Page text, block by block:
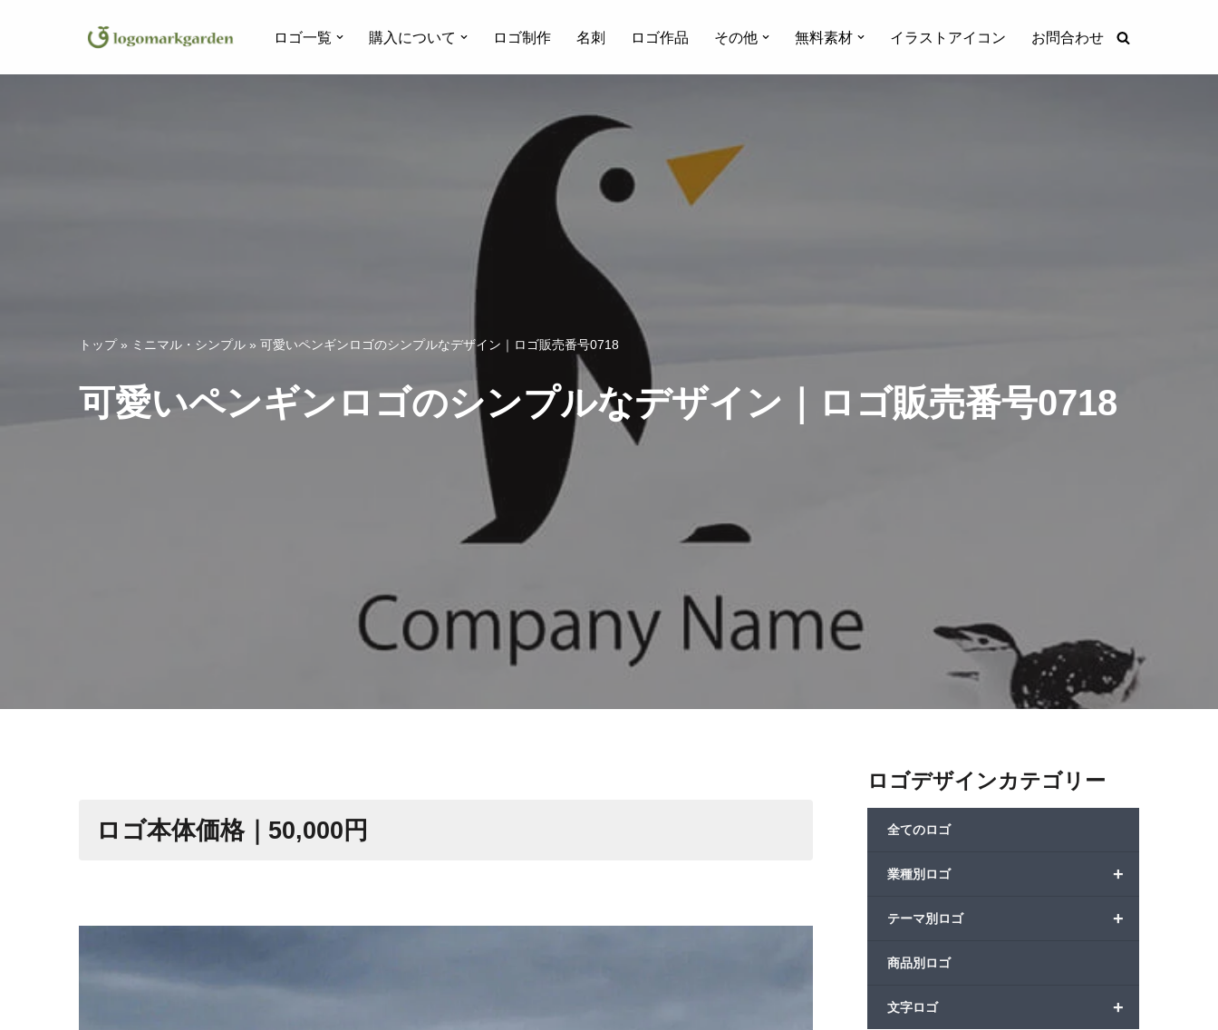
ン
ロゴ一覧 購入について ロゴ制作 名刺 ロゴ作品 その他 無料素材 イラストアイコン お問合わせ
トップ» ミニマル・シンプル » 可愛いペンギンロゴのシンプルなデザイン｜ロゴ販売番号0718
可愛いペンギンロゴのシンプルなデザイン｜ロゴ販売番号0718
ロゴ本体価格｜50,000円
ロゴデザインカテゴリー
全てのロゴ
+
業種別ロゴ
+
テーマ別ロゴ
商品別ロゴ
+
文字ロゴ